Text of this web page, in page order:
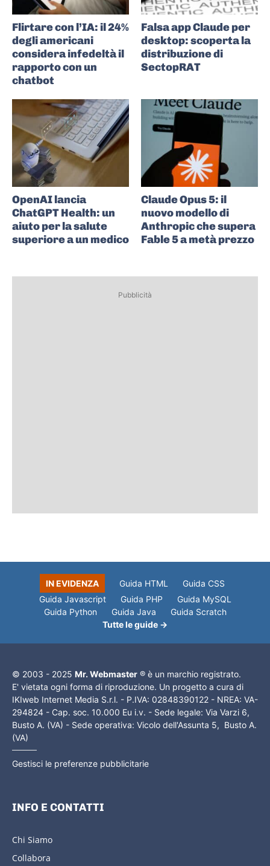
Flirtare con l’IA: il 24%
degli americani
considera infedeltà il
rapporto con un
chatbot
Falsa app Claude per
desktop: scoperta la
distribuzione di
SectopRAT
OpenAI lancia
ChatGPT Health: un
aiuto per la salute
superiore a un medico
Claude Opus 5: il
nuovo modello di
Anthropic che supera
Fable 5 a metà prezzo
Pubblicità
IN EVIDENZA Guida HTML
Guida CSS
Guida Javascript
Guida PHP
Guida MySQL
Guida Python
Guida Java
Guida Scratch
Tutte le guide →
© 2003 - 2025 Mr. Webmaster ® è un marchio registrato.
E' vietata ogni forma di riproduzione. Un progetto a cura di
IKIweb Internet Media S.r.l. - P.IVA: 02848390122 - NREA: VA-
294824 - Cap. soc. 10.000 Eu i.v. - Sede legale: Via Varzi 6,
Busto A. (VA) - Sede operativa: Vicolo dell'Assunta 5, Busto A.
(VA)
Gestisci le preferenze pubblicitarie
INFO E CONTATTI
Chi Siamo
Collabora